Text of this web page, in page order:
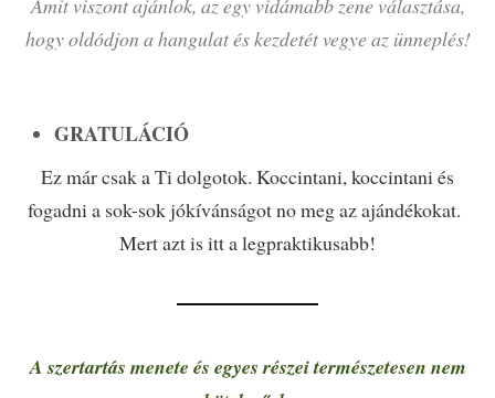
hogy oldódjon a hangulat és kezdetét vegye az ünneplés!
GRATULÁCIÓ
Ez már csak a Ti dolgotok. Koccintani, koccintani és
fogadni a sok-sok jókívánságot no meg az ajándékokat.
Mert azt is itt a legpraktikusabb!
A szertartás menete és egyes részei természetesen nem